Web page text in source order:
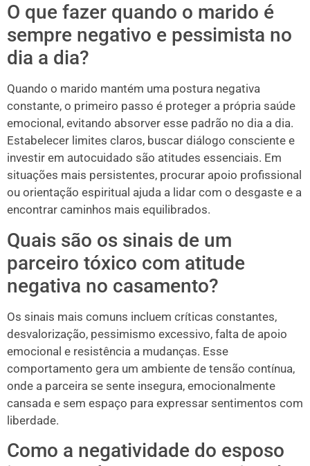
O que fazer quando o marido é
sempre negativo e pessimista no
dia a dia?
Quando o marido mantém uma postura negativa
constante, o primeiro passo é proteger a própria saúde
emocional, evitando absorver esse padrão no dia a dia.
Estabelecer limites claros, buscar diálogo consciente e
investir em autocuidado são atitudes essenciais. Em
situações mais persistentes, procurar apoio profissional
ou orientação espiritual ajuda a lidar com o desgaste e a
encontrar caminhos mais equilibrados.
Quais são os sinais de um
parceiro tóxico com atitude
negativa no casamento?
Os sinais mais comuns incluem críticas constantes,
desvalorização, pessimismo excessivo, falta de apoio
emocional e resistência a mudanças. Esse
comportamento gera um ambiente de tensão contínua,
onde a parceira se sente insegura, emocionalmente
cansada e sem espaço para expressar sentimentos com
liberdade.
Como a negatividade do esposo